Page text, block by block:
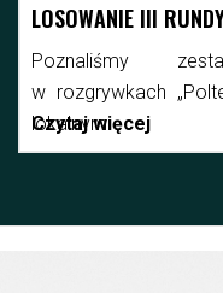
LOSOWANIE III
Poznaliśmy
w rozgrywkach
lokalnym.
Czytaj więcej